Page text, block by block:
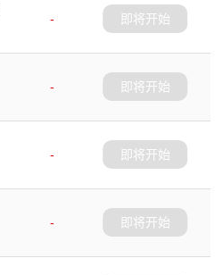
-
即将开始
-
即将开始
-
即将开始
-
即将开始